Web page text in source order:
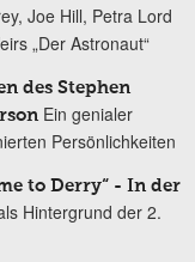
Joe Hill, Petra Lord
„Der Astronaut“
des Stephen
Ein genialer
Persönlichkeiten
to Derry“ - In der
Hintergrund der 2.